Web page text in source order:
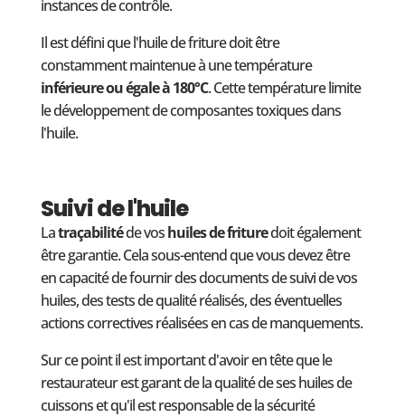
instances de contrôle.
Il est défini que l'huile de friture doit être
constamment maintenue à une température
inférieure ou égale à 180°C. Cette température limite
le développement de composantes toxiques dans
l'huile.
Suivi de l'huile
Latraçabilitéde voshuiles de frituredoit également
être garantie. Cela sous-entend que vous devez être
en capacité de fournir des documents de suivi de vos
huiles, des tests de qualité réalisés, des éventuelles
actions correctives réalisées en cas de manquements.
Sur ce point il est important d'avoir en tête que le
restaurateur est garant de la qualité de ses huiles de
cuissons et qu'il est responsable de la sécurité